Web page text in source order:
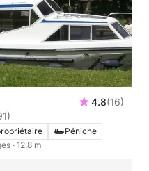
4.8(16)
Péniche
· 12.8 m